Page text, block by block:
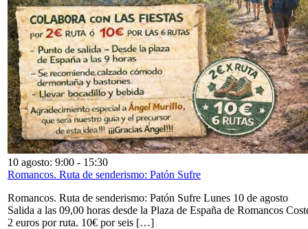
10 agosto: 9:00 - 15:30
Romancos. Ruta de senderismo: Patón Sufre
Romancos. Ruta de senderismo: Patón Sufre Lunes 10 de agosto
Salida a las 09,00 horas desde la Plaza de España de Romancos
2 euros por ruta. 10€ por seis […]